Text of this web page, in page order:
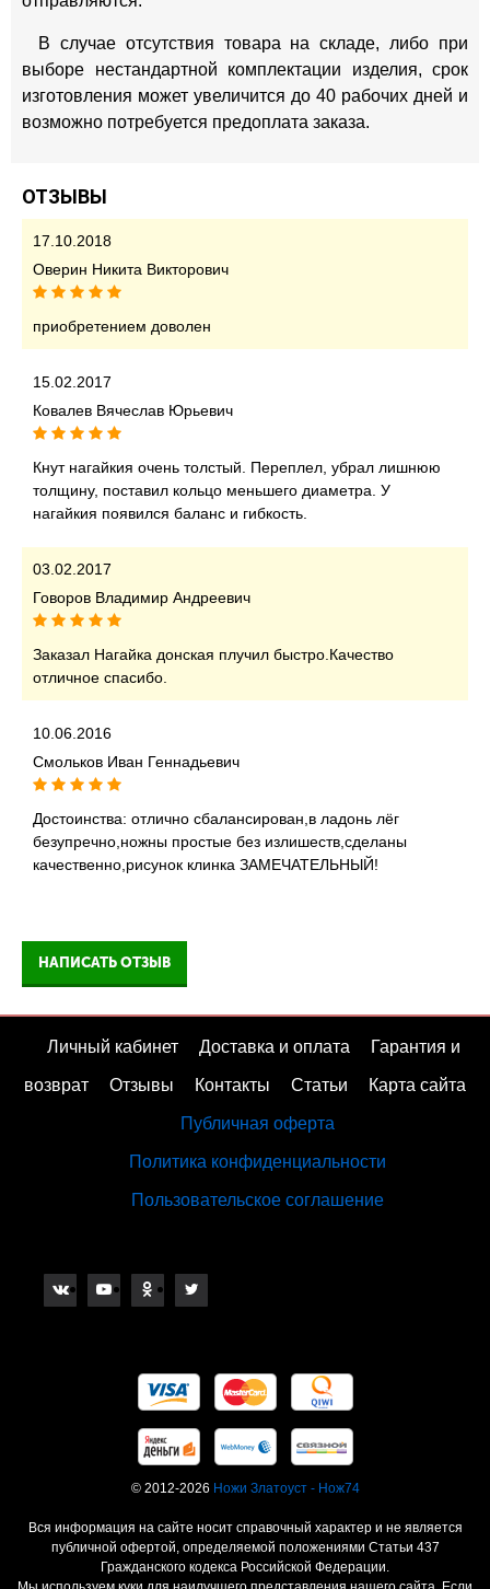
В случае отсутствия товара на складе, либо при
выборе нестандартной комплектации изделия, срок
изготовления может увеличится до 40 рабочих дней и
возможно потребуется предоплата заказа.
ОТЗЫВЫ
17.10.2018
Оверин Никита Викторович
приобретением доволен
15.02.2017
Ковалев Вячеслав Юрьевич
Кнут нагайкия очень толстый. Переплел, убрал лишнюю
толщину, поставил кольцо меньшего диаметра. У
нагайкия появился баланс и гибкость.
03.02.2017
Говоров Владимир Андреевич
Заказал Нагайка донская плучил быстро.Качество
отличное спасибо.
10.06.2016
Смольков Иван Геннадьевич
Достоинства: отлично сбалансирован,в ладонь лёг
безупречно,ножны простые без излишеств,сделаны
качественно,рисунок клинка ЗАМЕЧАТЕЛЬНЫЙ!
НАПИСАТЬ ОТЗЫВ
Личный кабинет Доставка и оплата Гарантия и
возврат Отзывы Контакты Статьи Карта сайта
Публичная оферта
Политика конфиденциальности
Пользовательское соглашение
© 2012-2026 Ножи Златоуст - Нож74
Вся информация на сайте носит справочный характер и не является
публичной офертой, определяемой положениями Статьи 437
Гражданского кодекса Российской Федерации.